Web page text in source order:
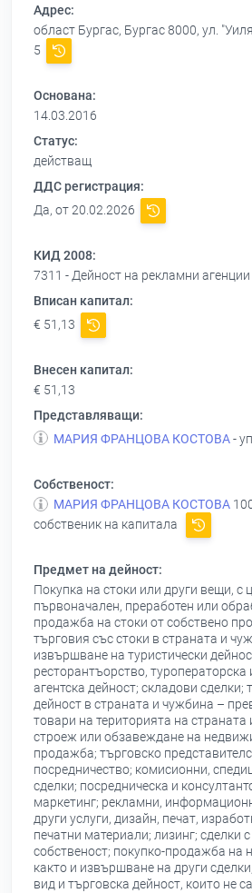
Адрес:
област Бургас, Бургас 8000, ул.
5
Основана:
14.03.2016
Статус:
действащ
ДДС регистрация:
Да, от 20.02.2026
КИД 2008:
7311 - Дейност на рекламни агенции
Вписан капитал:
€ 51,13
Внесен капитал:
€ 51,13
Представляващи:
МАРИЯ ФРАНЦОВА КОСТОВА-
Собственост:
МАРИЯ ФРАНЦОВА КОСТОВА
собственик на капитала
Предмет на дейност:
Покупка на стоки или други вещи, с
първоначален, преработен или
продажба на стоки от собствено
търговия със стоки в страната и
извършване на туристически
ресторантъорство, туроператорска
агентска дейност; складови сделки;
дейност в страната и чужбина –
товари на територията на страната
строеж или обзавеждане на
продажба; търговско
посредничество; комисионни,
сделки; посредническа и
маркетинг; рекламни,
други услуги, дизайн, печат,
печатни материали; лизинг; сделки
собственост; покупко-продажба на
както и извършване на други
вид и търговска дейност, които не